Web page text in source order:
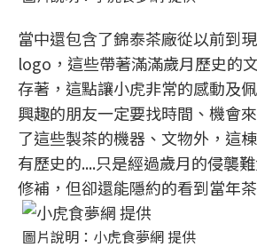
當中還包含了錦泰茶廠從以前到
logo，這些帶著滿滿歲月歷史的
存著，這點讓小虎非常的感動及
興趣的朋友一定要找時間、機會
了這些製茶的機器、文物外，這
有歷史的....只是經過歲月的侵襲
修補，但卻還能隱約的看到當年
圖片說明：小虎食夢網 提供